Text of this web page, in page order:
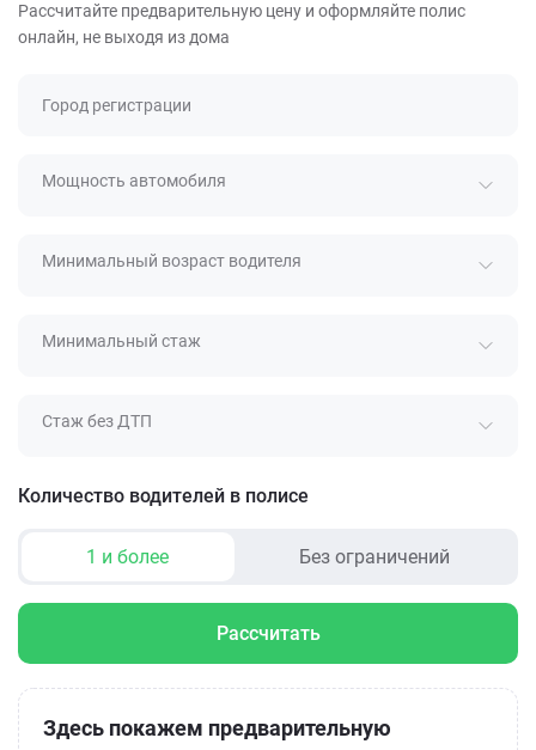
Рассчитайте предварительную цену и оформляйте полис
онлайн, не выходя из дома
Город регистрации
Мощность автомобиля
Минимальный возраст водителя
Минимальный стаж
Стаж без ДТП
Количество водителей в полисе
1 и более Без ограничений
Рассчитать
Здесь покажем предварительную